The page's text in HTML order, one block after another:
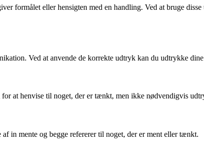
formålet eller hensigten med en handling. Ved at bruge
Ved at anvende de korrekte udtryk kan du udtrykke
at henvise til noget, der er tænkt, men ikke nødvendigvis
in mente og begge refererer til noget, der er ment eller tænkt.